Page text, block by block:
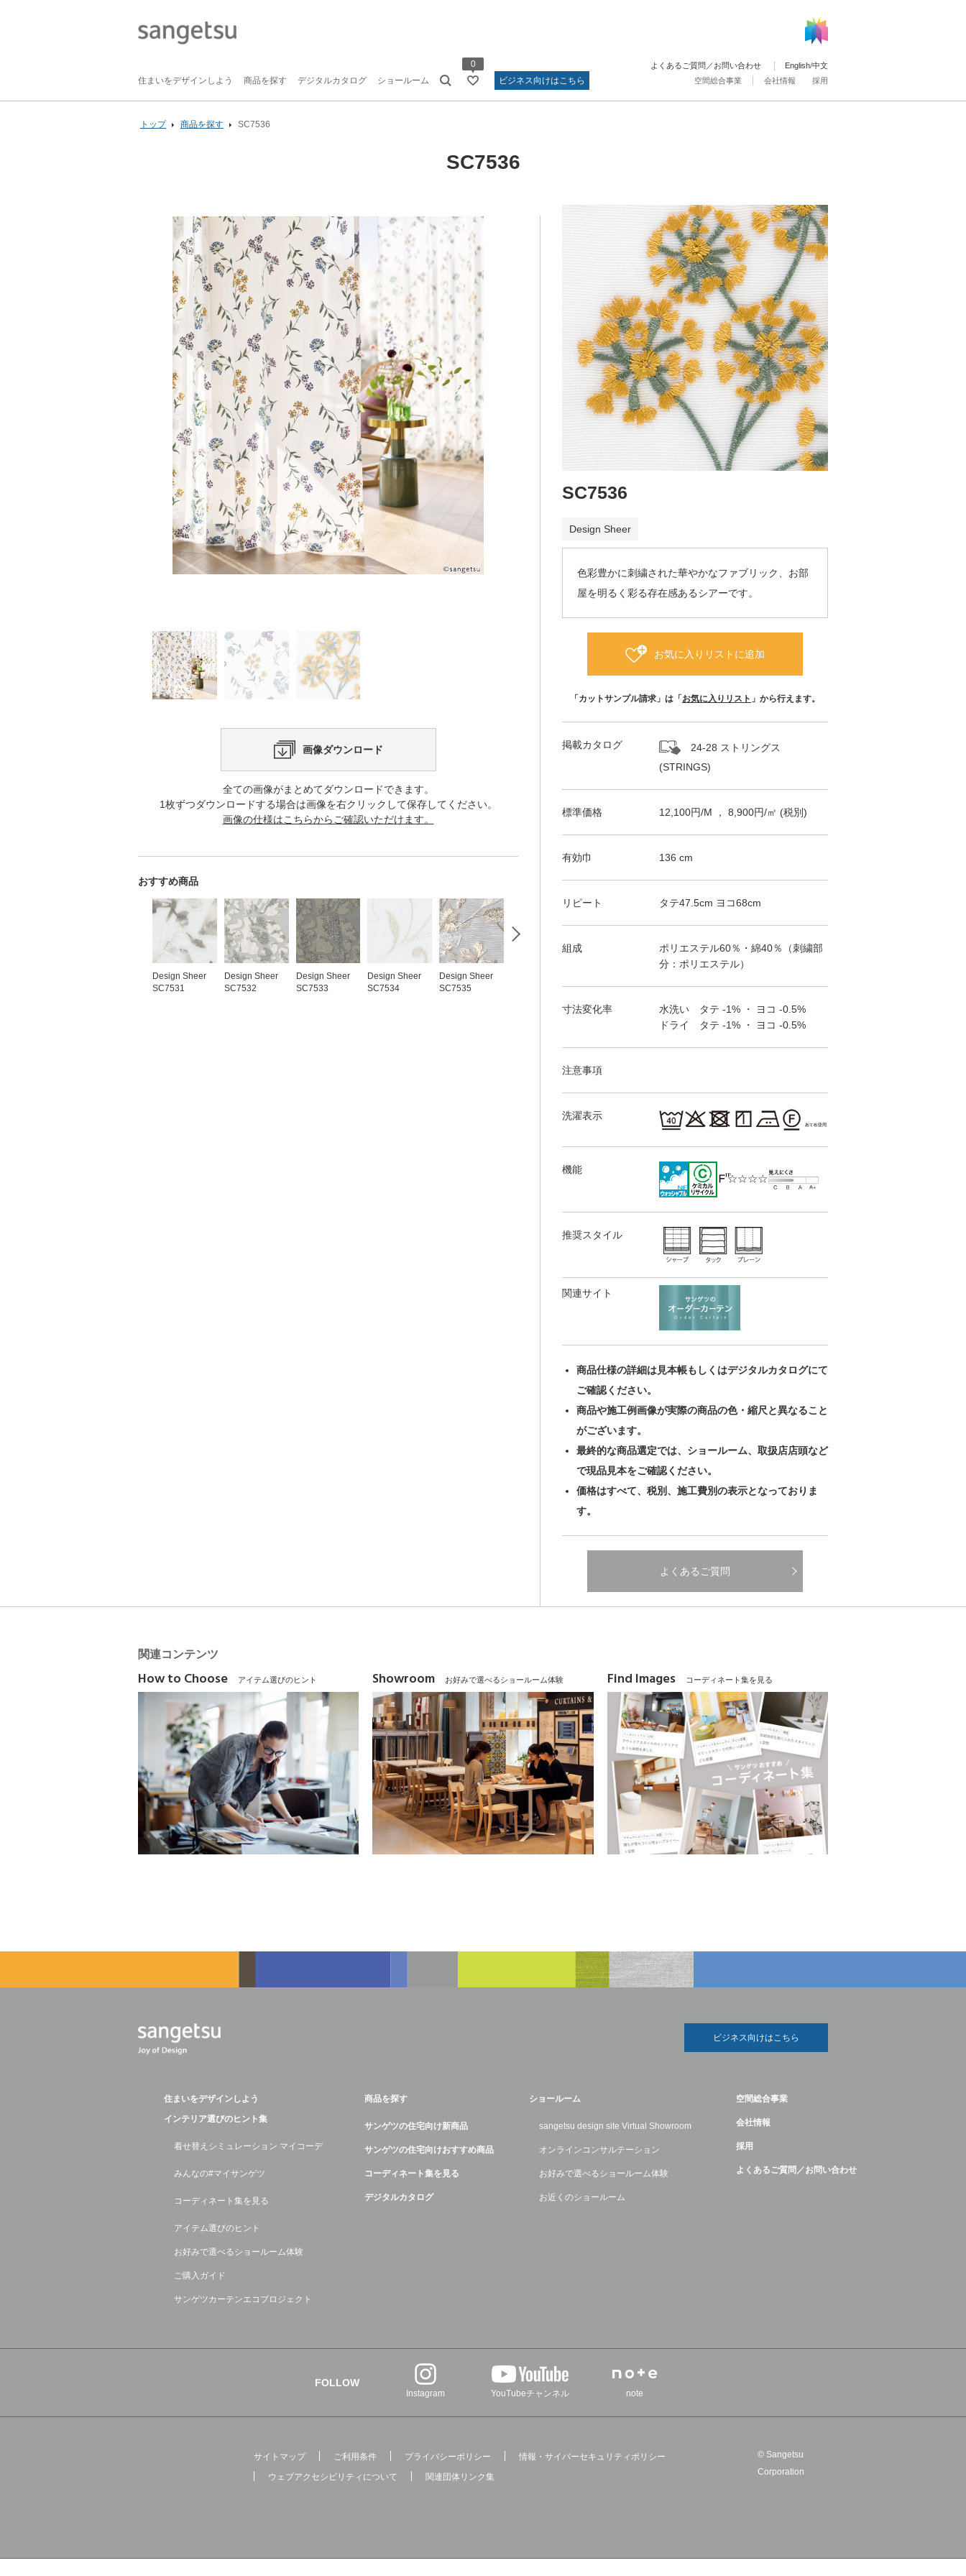
住まいをデザインしよう 商品を探す デジタルカタログ ショールーム
0
ビジネス向けはこちら
空間総合事業 会社情報 採用
よくあるご質問／お問い合わせ English/中文
トップ 商品を探す SC7536
SC7536
画像ダウンロード
全ての画像がまとめてダウンロードできます。
1枚ずつダウンロードする場合は画像を右クリックして保存してください。
画像の仕様はこちらからご確認いただけます。
おすすめ商品
Design Sheer
SC7531
Design Sheer
SC7532
Design Sheer
SC7533
Design Sheer
SC7534
Design Sheer
SC7535
SC7538
SC7539
SC7540
SC7541
SC7536
Design Sheer
色彩豊かに刺繍された華やかなファブリック、お部
屋を明るく彩る存在感あるシアーです。
お気に入りリストに追加
「カットサンプル請求」は「 お気に入りリスト 」から行えます。
掲載カタログ
24-28 ストリングス
(STRINGS)
標準価格 12,100円/M ， 8,900円/㎡ (税別)
有効巾 136 cm
リピート タテ47.5cm ヨコ68cm
組成
ポリエステル60％・綿40％（刺繍部
分：ポリエステル）
寸法変化率 水洗い タテ -1% ・ ヨコ -0.5%
ドライ タテ -1% ・ ヨコ -0.5%
注意事項
洗濯表示
機能
推奨スタイル
関連サイト
商品仕様の詳細は見本帳もしくはデジタルカタログにて
ご確認ください。
商品や施工例画像が実際の商品の色・縮尺と異なること
がございます。
最終的な商品選定では、ショールーム、取扱店店頭など
で現品見本をご確認ください。
価格はすべて、税別、施工費別の表示となっておりま
す。
よくあるご質問
関連コンテンツ
How to Choose アイテム選びのヒント Showroom お好みで選べるショールーム体験 Find Images コーディネート集を見る
ビジネス向けはこちら
住まいをデザインしよう
インテリア選びのヒント集
着せ替えシミュレーション マイコーデ
みんなの#マイサンゲツ
コーディネート集を見る
アイテム選びのヒント
お好みで選べるショールーム体験
ご購入ガイド
サンゲツカーテンエコプロジェクト
商品を探す
サンゲツの住宅向け新商品
サンゲツの住宅向けおすすめ商品
コーディネート集を見る
デジタルカタログ
ショールーム
sangetsu design site Virtual Showroom
オンラインコンサルテーション
お好みで選べるショールーム体験
お近くのショールーム
空間総合事業
会社情報
採用
よくあるご質問／お問い合わせ
FOLLOW
Instagram YouTubeチャンネル note
サイトマップ ご利用条件 プライバシーポリシー
情報・サイバーセキュリティポリシー
ウェブアクセシビリティについて
関連団体リンク集
© Sangetsu
Corporation